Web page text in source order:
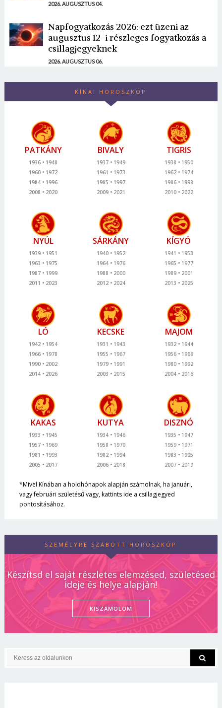
2026. AUGUSZTUS 04.
Napfogyatkozás 2026: ezt üzeni az
augusztus 12-i részleges fogyatkozás a
csillagjegyeknek
2026. AUGUSZTUS 06.
KÍNAI HOROSZKÓP
PATKÁNY
1936
1948
1960
1972
1984
1996
2008
2020
BIVALY
1937
1949
1961
1973
1985
1997
2009
2021
TIGRIS
1938
1950
1962
1974
1986
1998
2010
2022
NYÚL
1939
1951
1963
1975
1987
1999
2011
2023
SÁRKÁNY
1940
1952
1964
1976
1988
2000
2012
2024
KÍGYÓ
1941
1953
1965
1977
1989
2001
2013
2025
LÓ
1942
1954
1966
1978
1990
2002
2014
2026
KECSKE
1931
1943
1955
1967
1979
1991
2003
2015
MAJOM
1932
1944
1956
1968
1980
1992
2004
2016
KAKAS
1933
1945
1957
1969
1981
1993
2005
2017
KUTYA
1934
1946
1958
1970
1982
1994
2006
2018
DISZNÓ
1935
1947
1959
1971
1983
1995
2007
2019
*Mivel Kínában a holdhónapok alapján számolnak, ha januári,
vagy februári születésű vagy, kattints ide a csillagjegyed
pontosításához.
SZEMÉLYRE SZABOTT HOROSZKÓP
Készítsd el saját részletes elemzésed, születésed
ideje és helye alapján!
KISZÁMOLOM